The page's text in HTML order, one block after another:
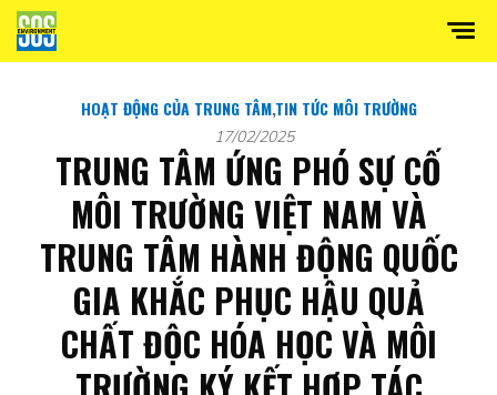
HOẠT ĐỘNG CỦA TRUNG TÂM,TIN TỨC MÔI TRƯỜNG
17/02/2025
TRUNG TÂM ỨNG PHÓ SỰ CỐ
MÔI TRƯỜNG VIỆT NAM VÀ
TRUNG TÂM HÀNH ĐỘNG QUỐC
GIA KHẮC PHỤC HẬU QUẢ
CHẤT ĐỘC HÓA HỌC VÀ MÔI